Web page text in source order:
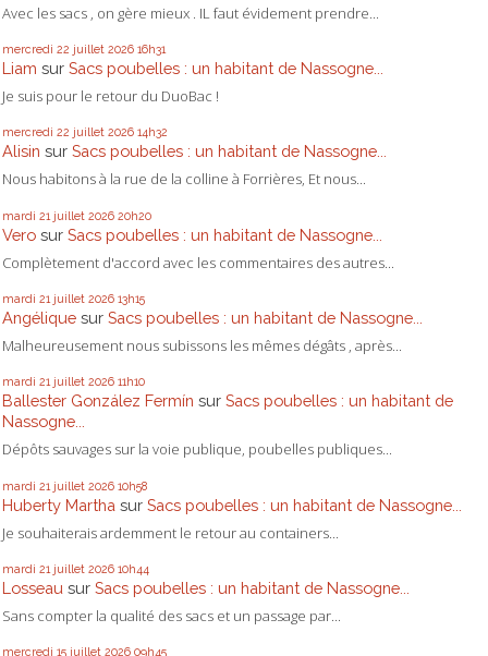
Avec les sacs , on gère mieux . IL faut évidement prendre...
mercredi 22 juillet 2026 16h31
Liam sur Sacs poubelles : un habitant de Nassogne...
Je suis pour le retour du DuoBac !
mercredi 22 juillet 2026 14h32
Alisin sur Sacs poubelles : un habitant de Nassogne...
Nous habitons à la rue de la colline à Forrières, Et nous...
mardi 21 juillet 2026 20h20
Vero sur Sacs poubelles : un habitant de Nassogne...
Complètement d'accord avec les commentaires des autres...
mardi 21 juillet 2026 13h15
Angélique sur Sacs poubelles : un habitant de Nassogne...
Malheureusement nous subissons les mêmes dégâts , après...
mardi 21 juillet 2026 11h10
Ballester González Fermín sur Sacs poubelles : un habitant de
Nassogne...
Dépôts sauvages sur la voie publique, poubelles publiques...
mardi 21 juillet 2026 10h58
Huberty Martha sur Sacs poubelles : un habitant de Nassogne...
Je souhaiterais ardemment le retour au containers...
mardi 21 juillet 2026 10h44
Losseau sur Sacs poubelles : un habitant de Nassogne...
Sans compter la qualité des sacs et un passage par...
mercredi 15 juillet 2026 09h45